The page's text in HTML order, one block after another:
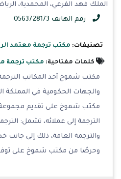
الملك فهد الفرعي، المحمدية، الرياض
رقم الهاتف 0563728173
تصنيفات: مكتب ترجمة معتمد
كلمات مفتاحية: مكتب ترجمة
مكتب شموخ أحد المكاتب
والجهات الحكومية في المملكة
مكتب شموخ على تقديم
الترجمة إلى عملائه، تشمل:
والترجمة العامة، ذلك إلى جانب
وحرصًا من مكتب شموخ على